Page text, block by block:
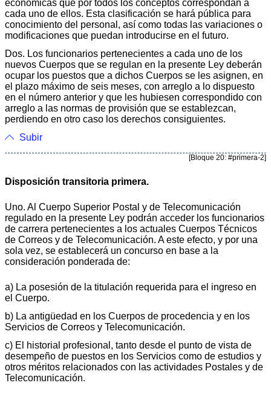
económicas que por todos los conceptos correspondan a
cada uno de ellos. Esta clasificación se hará pública para
conocimiento del personal, así como todas las variaciones o
modificaciones que puedan introducirse en el futuro.
Dos. Los funcionarios pertenecientes a cada uno de los
nuevos Cuerpos que se regulan en la presente Ley deberán
ocupar los puestos que a dichos Cuerpos se les asignen, en
el plazo máximo de seis meses, con arreglo a lo dispuesto
en el número anterior y que les hubiesen correspondido con
arreglo a las normas de provisión que se establezcan,
perdiendo en otro caso los derechos consiguientes.
Subir
[Bloque 20: #primera-2]
Disposición transitoria primera.
Uno. Al Cuerpo Superior Postal y de Telecomunicación
regulado en la presente Ley podrán acceder los funcionarios
de carrera pertenecientes a los actuales Cuerpos Técnicos
de Correos y de Telecomunicación. A este efecto, y por una
sola vez, se establecerá un concurso en base a la
consideración ponderada de:
a) La posesión de la titulación requerida para el ingreso en
el Cuerpo.
b) La antigüedad en los Cuerpos de procedencia y en los
Servicios de Correos y Telecomunicación.
c) El historial profesional, tanto desde el punto de vista de
desempeño de puestos en los Servicios como de estudios y
otros méritos relacionados con las actividades Postales y de
Telecomunicación.